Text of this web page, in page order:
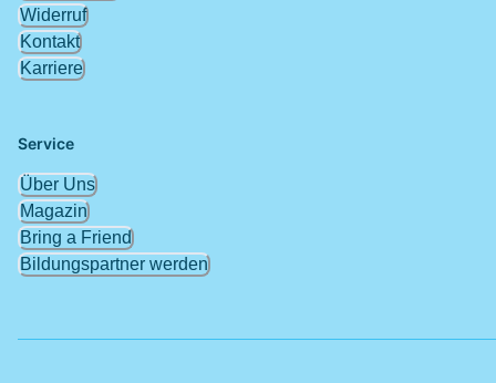
Widerruf
Kontakt
Karriere
Service
Über Uns
Magazin
Bring a Friend
Bildungspartner werden